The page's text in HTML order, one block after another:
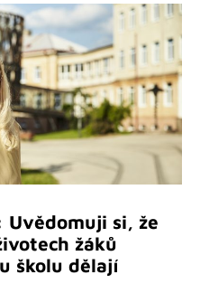
Uvědomuji si, že
žáků
školu dělají